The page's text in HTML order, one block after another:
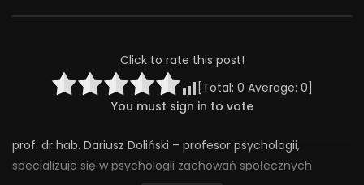
Click to rate this post!
[Total: 0 Average: 0]
You must sign in to vote
prof. dr hab. Dariusz Doliński – profesor psychologii,
specjalizuje się w psychologii zachowań społecznych